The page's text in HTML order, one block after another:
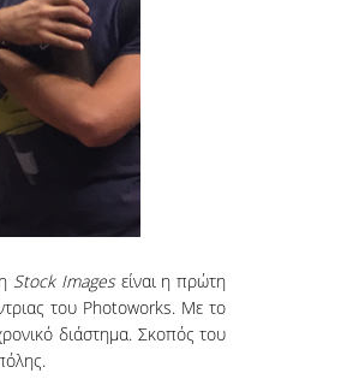
Stock Imagesείναι η πρώτη
του Photoworks. Με το
διάστημα. Σκοπός του